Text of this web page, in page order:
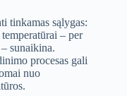
tinkamas sąlygas:
– per
sunaikina.
procesas gali
nuo